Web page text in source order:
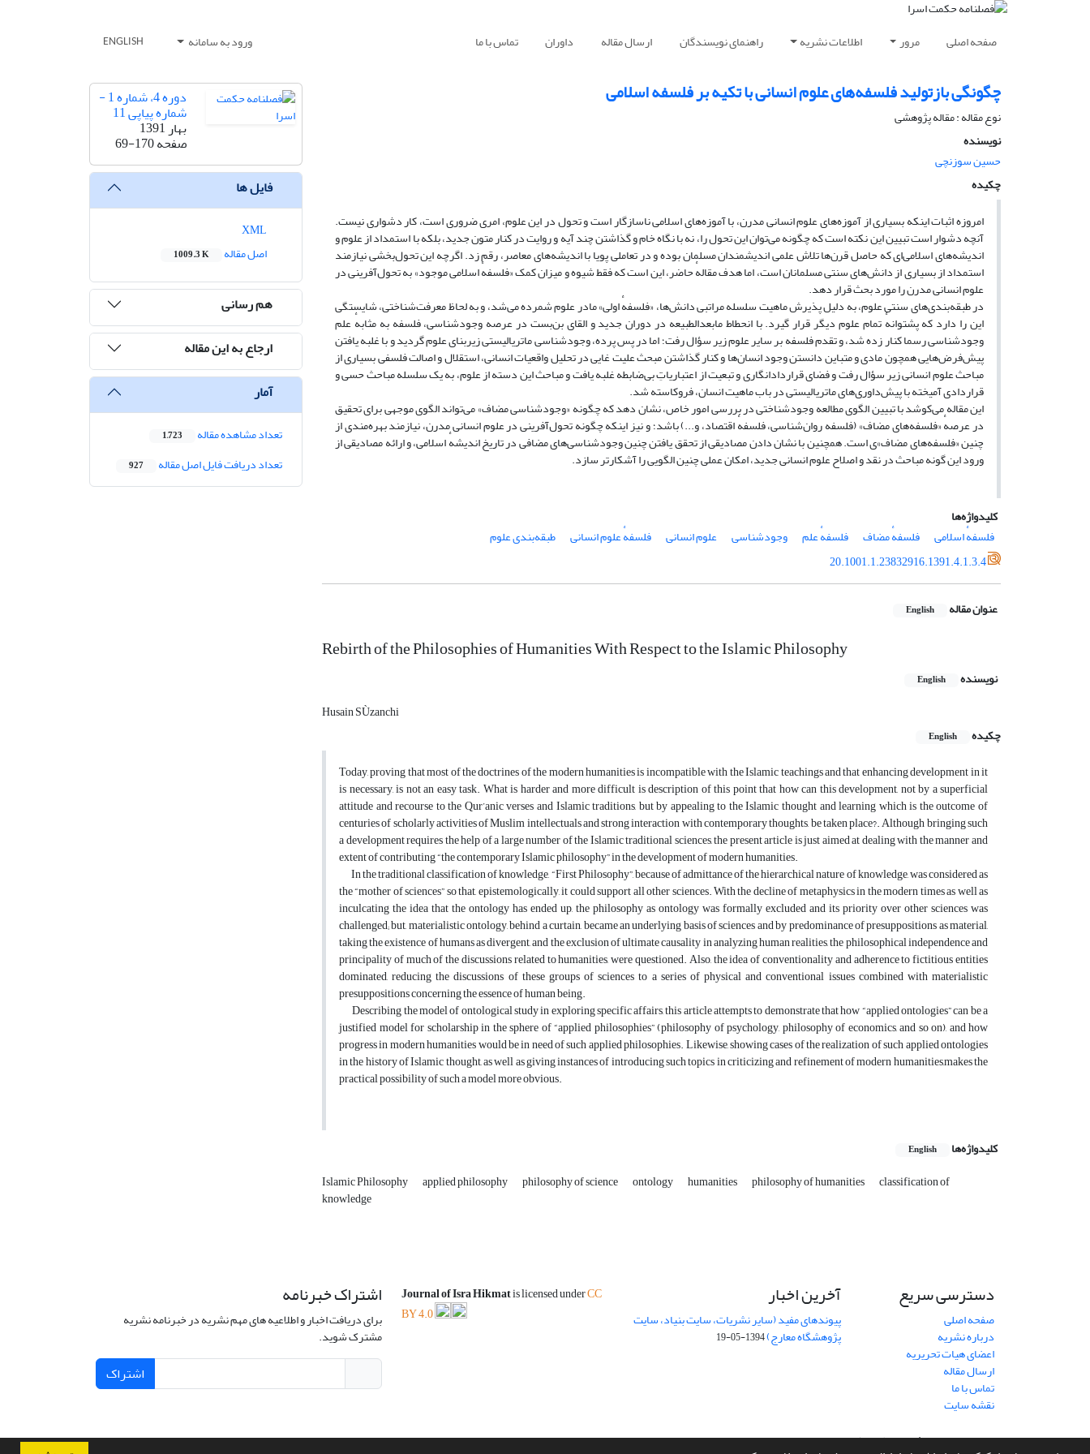
صفحه اصلی مرور اطلاعات نشریه راهنمای نویسندگان ارسال مقاله داوران تماس با ما ورود به سامانه ENGLISH
چگونگی بازتولید فلسفه‌های علوم انسانی با تکیه بر فلسفه اسلامی
نوع مقاله : مقاله پژوهشی
نویسنده
حسین سوزنچی
چکیده
امروزه اثبات اینکه بسیاری از آموزه‌های علوم انسانی مدرن، با آموزه‌های اسلامی ناسازگار است و تحول در این علوم، امری ضروری است، کار دشواری نیست.
آنچه دشوار است تبیین این نکته است که چگونه می‌توان این تحول را، نه با نگاه خام و گذاشتن چند آیه و روایت در کنار متون جدید، بلکه با استمداد از علوم و
اندیشه‌های اسلامی‌ای که حاصل قرن‌ها تلاش علمی اندیشمندان مسلمان بوده و در تعاملی پویا با اندیشه‌های معاصر، رقم زد. اگرچه این تحول‌بخشی نیازمند
استمداد از بسیاری از دانش‌های سنتی مسلمانان است، اما هدف مقالهٔ حاضر، این است که فقط شیوه و میزان کمک «فلسفهٔ اسلامی موجود» به تحول‌آفرینی در
علوم انسانی مدرن را مورد بحث قرار دهد.
در طبقه‌بندی‌های سنتی علوم، به دلیل پذیرش ماهیت سلسله ‌مراتبی دانش‌ها، «فلسفهٔ اولی» ‌مادر علوم شمرده می‌شد، و به لحاظ معرفت‌شناختی، شایستگی
این را دارد که پشتوانهٔ تمام علوم دیگر قرار گیرد. با انحطاط مابعدالطبیعه در دوران جدید و القای بن‌بست در عرصه وجودشناسی، فلسفه به مثابهٔ علم
وجودشناسی رسما کنار زده شد، و تقدم فلسفه بر سایر علوم زیر سؤال رفت؛ اما در پس پرده، وجودشناسی ماتریالیستی زیربنای علوم گردید و با غلبه یافتن
پیش‌فرض‌هایی همچون مادی و متباین دانستن وجود انسان‌ها و کنار گذاشتن مبحث علیت غایی در تحلیل واقعیات انسانی، استقلال و اصالت فلسفی بسیاری از
مباحث علوم انسانی زیر سؤال رفت و فضای قراردادانگاری و تبعیت از اعتباریاتِ بی‌ضابطه غلبه یافت و مباحث این دسته از علوم، به یک سلسله مباحث حسی و
قراردادی آمیخته با پیش‌داوری‌های ماتریالیستی در باب ماهیت انسان، فروکاسته شد.
این مقاله می‌کوشد با تبیین الگوی مطالعه وجودشناختی در بررسی امور خاص، نشان ‌دهد که چگونه «وجودشناسی مضاف» می‌تواند الگوی موجهی برای تحقیق
در عرصهٔ «فلسفه‌های مضاف» (فلسفه روان‌شناسی، فلسفهٔ اقتصاد، و...) باشد؛ و نیز اینکه چگونه تحول‌آفرینی در علوم انسانی مدرن، نیازمند بهره‌مندی از
چنین «فلسفه‌های مضاف»‌ی است. همچنین با نشان دادن مصادیقی از تحقق یافتن چنین وجودشناسی‌های مضافی در تاریخ اندیشهٔ اسلامی، و ارائه مصادیقی از
ورود این گونه مباحث در نقد و اصلاح علوم انسانی جدید، امکان عملی چنین الگویی را آشکارتر سازد.
کلیدواژه‌ها
فلسفهٔ اسلامی
فلسفهٔ مضاف فلسفهٔ علم وجودشناسی علوم انسانی فلسفهٔ علوم انسانی
طبقه‌بندی علوم
20.1001.1.23832916.1391.4.1.3.4
عنوان مقاله English
Rebirth of the Philosophies of Humanities With Respect to the Islamic Philosophy
نویسنده English
Husain SÙzanchi
چکیده
English
Today, proving that most of the doctrines of the modern humanities is incompatible with the Islamic teachings and that enhancing development in it
is necessary, is not an easy task. What is harder and more difficult is description of this point that how can this development, not by a superficial
attitude and recourse to the Qur’anic verses and Islamic traditions, but by appealing to the Islamic thought and learning which is the outcome of
centuries of scholarly activities of Muslim intellectuals and strong interaction with contemporary thoughts, be taken place?. Although bringing such
a development requires the help of a large number of the Islamic traditional sciences, the present article is just aimed at dealing with the manner and
extent of contributing “the contemporary Islamic philosophy” in the development of modern humanities.
In the traditional classification of knowledge, “First Philosophy”, because of admittance of the hierarchical nature of knowledge, was considered as
the “mother of sciences” so that, epistemologically, it could support all other sciences. With the decline of metaphysics in the modern times as well as
inculcating the idea that the ontology has ended up, the philosophy as ontology was formally excluded and its priority over other sciences was
challenged; but, materialistic ontology, behind a curtain, became an underlying basis of sciences and by predominance of presuppositions as material,
taking the existence of humans as divergent, and the exclusion of ultimate causality in analyzing human realities, the philosophical independence and
principality of much of the discussions related to humanities, were questioned. Also, the idea of conventionality and adherence to fictitious entities
dominated, reducing the discussions of these groups of sciences to a series of physical and conventional issues combined with materialistic
presuppositions concerning the essence of human being.
Describing the model of ontological study in exploring specific affairs, this article attempts to demonstrate that how “applied ontologies” can be a
justified model for scholarship in the sphere of “applied philosophies” (philosophy of psychology, philosophy of economics, and so on), and how
progress in modern humanities would be in need of such applied philosophies. Likewise, showing cases of the realization of such applied ontologies
in the history of Islamic thought, as well as giving instances of introducing such topics in criticizing and refinement of modern humanities,makes the
practical possibility of such a model more obvious.
کلیدواژه‌ها English
Islamic Philosophy applied philosophy philosophy of science ontology humanities philosophy of humanities classification of
knowledge
دوره 4، شماره 1 -
شماره پیاپی 11
بهار 1391
صفحه69-170
فایل ها
اصل مقاله
1009.3 K
هم رسانی
ارجاع به این مقاله
آمار
تعداد مشاهده مقاله 1,723
تعداد دریافت فایل اصل مقاله 927
دسترسی سریع
صفحه اصلی
درباره نشریه
اعضای هیات تحریریه
ارسال مقاله
تماس با ما
نقشه سایت
آخرین اخبار
پیوندهای مفید (سایر نشریات، سایت بنیاد، سایت
پژوهشگاه معارج)1394-05-19
Journal of Isra Hikmatis licensed underCC
BY 4.0
اشتراک خبرنامه
برای دریافت اخبار و اطلاعیه های مهم نشریه در خبرنامه نشریه
مشترک شوید.
اشتراک
سامانه مدیریت نشریات علمی.طراحی و پیاده سازی ازسیناوب